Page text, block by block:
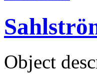
Object